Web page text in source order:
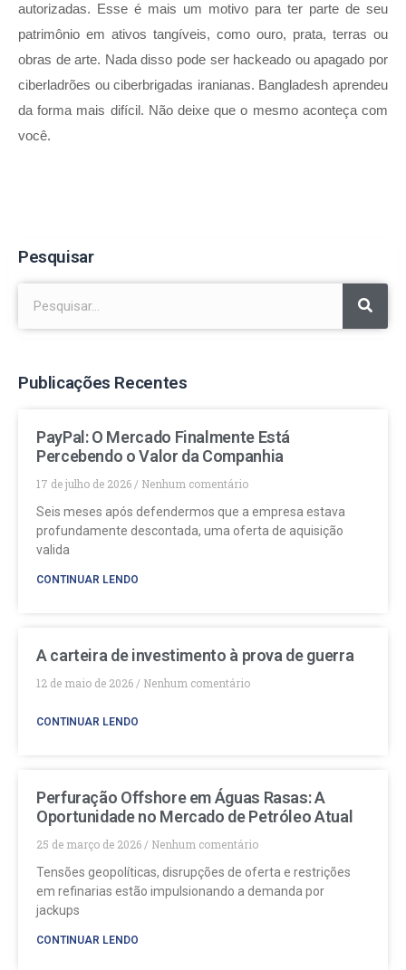
autorizadas. Esse é mais um motivo para ter parte de seu
patrimônio em ativos tangíveis, como ouro, prata, terras ou
obras de arte. Nada disso pode ser hackeado ou apagado por
ciberladrões ou ciberbrigadas iranianas. Bangladesh aprendeu
da forma mais difícil. Não deixe que o mesmo aconteça com
você.
Pesquisar
Publicações Recentes
PayPal: O Mercado Finalmente Está
Percebendo o Valor da Companhia
17 de julho de 2026
Nenhum comentário
Seis meses após defendermos que a empresa estava
profundamente descontada, uma oferta de aquisição
valida
CONTINUAR LENDO
A carteira de investimento à prova de guerra
12 de maio de 2026 Nenhum comentário
CONTINUAR LENDO
Perfuração Offshore em Águas Rasas: A
Oportunidade no Mercado de Petróleo Atual
25 de março de 2026
Nenhum comentário
Tensões geopolíticas, disrupções de oferta e restrições
em refinarias estão impulsionando a demanda por
jackups
CONTINUAR LENDO